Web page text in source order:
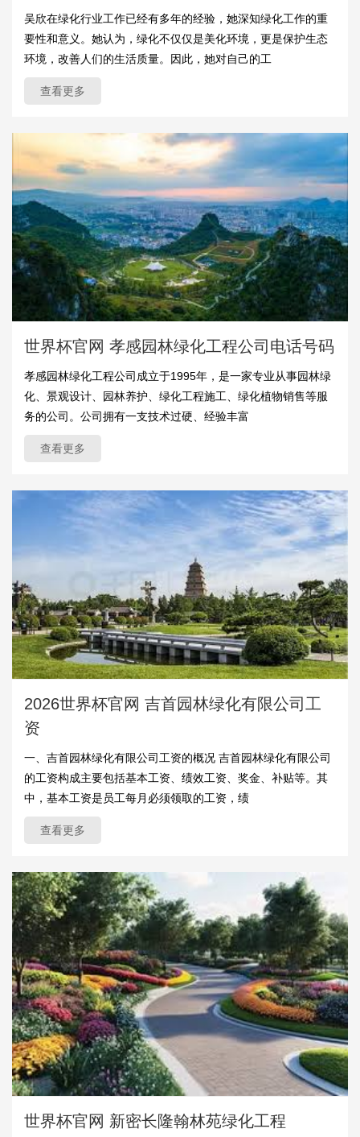
吴欣在绿化行业工作已经有多年的经验，她深知绿化工作的重
要性和意义。她认为，绿化不仅仅是美化环境，更是保护生态
环境，改善人们的生活质量。因此，她对自己的工
查看更多
世界杯官网 孝感园林绿化工程公司电话号码
孝感园林绿化工程公司成立于1995年，是一家专业从事园林绿
化、景观设计、园林养护、绿化工程施工、绿化植物销售等服
务的公司。公司拥有一支技术过硬、经验丰富
查看更多
2026世界杯官网 吉首园林绿化有限公司工
资
一、吉首园林绿化有限公司工资的概况 吉首园林绿化有限公司
的工资构成主要包括基本工资、绩效工资、奖金、补贴等。其
中，基本工资是员工每月必须领取的工资，绩
查看更多
世界杯官网 新密长隆翰林苑绿化工程